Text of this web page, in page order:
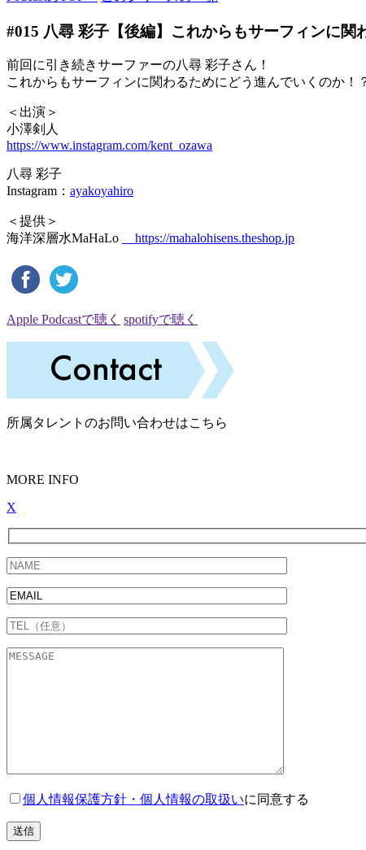
#015 八尋 彩子【後編】これからもサーフィンに関
前回に引き続きサーファーの八尋 彩子さん！
これからもサーフィンに関わるためにどう進んでいくのか
＜出演＞
小澤剣人
https://www.instagram.com/kent_ozawa
八尋 彩子
Instagram： ayakoyahiro
＜提供＞
海洋深層水MaHaLo
https://mahalohisens.theshop.jp
Apple Podcastで聴く spotifyで聴く
所属タレントのお問い合わせはこちら
MORE INFO
X
個人情報保護方針・個人情報の取扱いに同意する